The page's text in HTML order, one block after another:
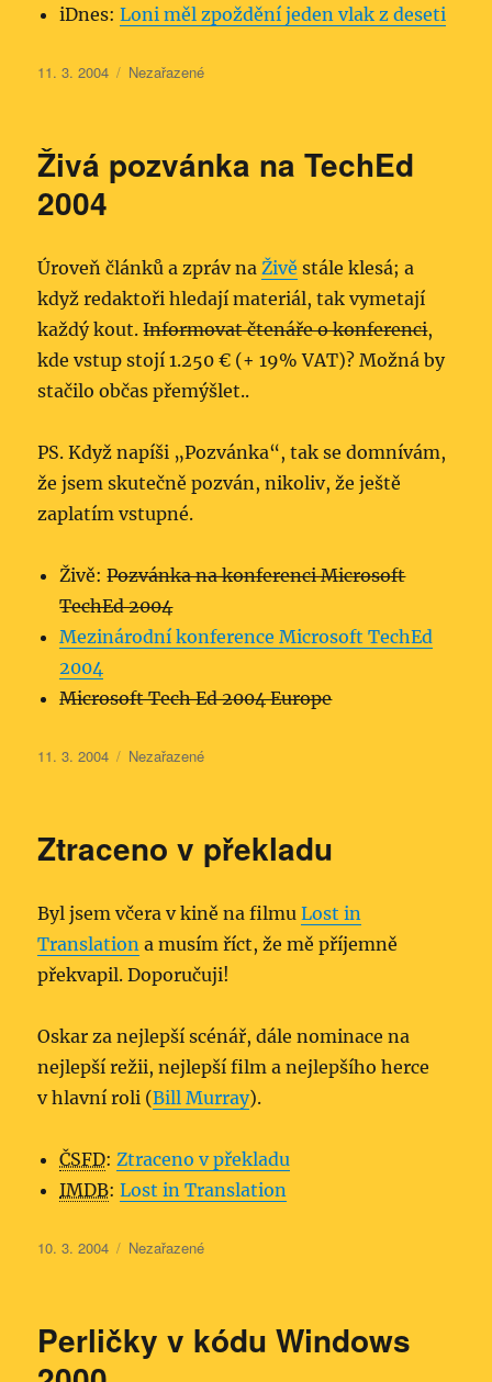
iDnes:Loni měl zpoždění jeden vlak z deseti
Publikováno:
11. 3. 2004 Rubriky:
Nezařazené
Živá pozvánka na TechEd
2004
Úroveň článků a zpráv naŽivě stále klesá; a
když redaktoři hledají materiál, tak vymetají
každý kout.Informovat čtenáře o konferenci,
kde vstup stojí 1.250 € (+ 19% VAT)? Možná by
stačilo občas přemýšlet..
PS. Když napíši „Pozvánka“, tak se domnívám,
že jsem skutečně pozván, nikoliv, že ještě
zaplatím vstupné.
Živě:Pozvánka na konferenci Microsoft
TechEd 2004
Mezinárodní konference Microsoft TechEd
2004
Microsoft Tech Ed 2004 Europe
Publikováno:
11. 3. 2004 Rubriky:
Nezařazené
Ztraceno v překladu
Byl jsem včera v kině na filmuLost in
Translation a musím říct, že mě příjemně
překvapil. Doporučuji!
Oskar za nejlepší scénář, dále nominace na
nejlepší režii, nejlepší film a nejlepšího herce
v hlavní roli (Bill Murray).
ČSFD:Ztraceno v překladu
IMDB:Lost in Translation
Publikováno:
10. 3. 2004 Rubriky:
Nezařazené
Perličky v kódu Windows